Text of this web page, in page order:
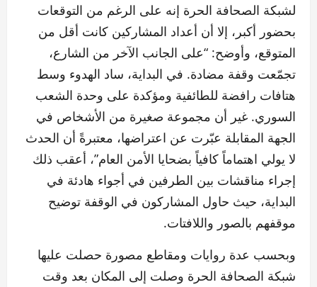
لشبكة الصحافة الحرة إنه على الرغم من التوقعات
بحضور أكبر، إلا أن أعداد المشاركين كانت أقل من
المتوقع، وأوضح: “على الجانب الآخر من الشارع،
تجمّعت وقفة مضادة. في البداية، ساد الهدوء وسط
هتافات رافضة للطائفية ومؤكدة على وحدة الشعب
السوري. غير أن مجموعة صغيرة من الأشخاص في
الجهة المقابلة عبّرت عن اعتراضها، معتبرةً أن الحدث
لا يولي اهتماماً كافياً بضحايا الأمن العام”، أعقب ذلك
إجراء مناقشات بين الطرفين في أجواء هادئة في
البداية، حيث حاول المشاركون في الوقفة توضيح
موقفهم بالصور واللافتات.
وبحسب عدة روايات ومقاطع مصورة حصلت عليها
شبكة الصحافة الحرة وصلت إلى المكان بعد وقت